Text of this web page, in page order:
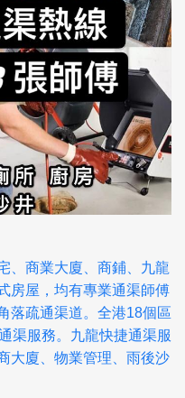
、商業大廈、商鋪、九龍
房屋，均有專業通渠師傅
落疏通渠道。全港18個區
渠服務。九龍快捷通渠服
大廈、物業管理、雨後沙